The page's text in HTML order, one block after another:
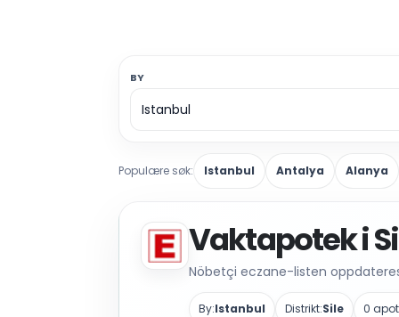
BY
Populære søk: Istanbul Antalya Alanya
Vaktapotek i
Nöbetçi eczane-listen
By:Istanbul Distrikt:Sile 0